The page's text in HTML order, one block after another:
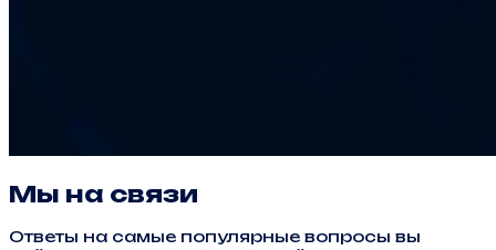
Мы на связи
Ответы на самые популярные вопросы вы